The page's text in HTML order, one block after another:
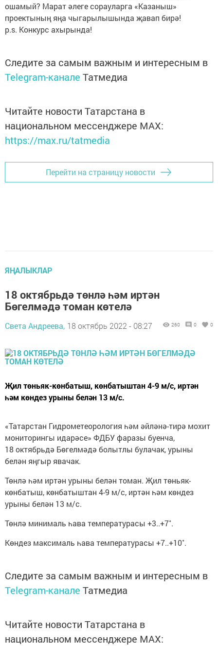
ошамый? Марат әлеге сорауларга «Казаныш»
проектының яңа чыгарылышында җавап бирә!
p.s. Конкурс ахырында!
Следите за самым важным и интересным в
Telegram-канале Татмедиа
Читайте новости Татарстана в
национальном мессенджере MАХ:
https://max.ru/tatmedia
Перейти на страницу новости
ЯҢАЛЫКЛАР
18 октябрьдә төнлә һәм иртән
Бөгелмәдә томан көтелә
Света Андреева, 18 октябрь 2022 - 08:27 260 0 0
Җил төньяк-көнбатыш, көнбатыштан 4-9 м/с, иртән
һәм көндез урыны белән 13 м/с.
«Татарстан Гидрометеорология һәм әйләнә-тирә мохит
мониторингы идарәсе» ФДБУ фаразы буенча,
18 октябрьдә Бөгелмәдә болытлы булачак, урыны
белән яңгыр явачак.
Төнлә һәм иртән урыны белән томан. Җил төньяк-
көнбатыш, көнбатыштан 4-9 м/с, иртән һәм көндез
урыны белән 13 м/с.
Төнлә минималь һава температурасы +3..+7˚.
Көндез максималь һава температурасы +7..+10˚.
Следите за самым важным и интересным в
Telegram-канале Татмедиа
Читайте новости Татарстана в
национальном мессенджере MАХ: